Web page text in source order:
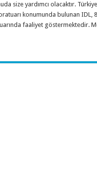
size yardımcı olacaktır.
konumunda bulunan IDL, 8
faaliyet göstermektedir.